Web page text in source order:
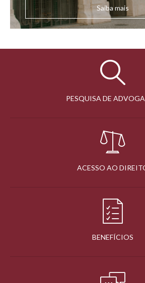
Saiba mais
PESQUISA DE
ACESSO AO
BENEFÍCIOS